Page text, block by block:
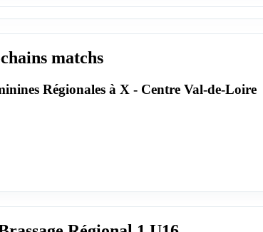
matchs
Régionales à X - Centre Val-de-Loire